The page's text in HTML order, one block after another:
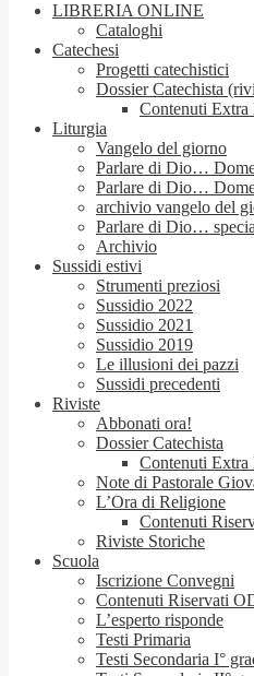
LIBRERIA ONLINE
Cataloghi
Catechesi
Progetti catechistici
Dossier Catechista
Contenuti Extra
Liturgia
Vangelo del giorno
Parlare di Dio…
Parlare di Dio…
archivio vangelo del
Parlare di Dio…
Archivio
Sussidi estivi
Strumenti preziosi
Sussidio 2022
Sussidio 2021
Sussidio 2019
Le illusioni dei pazzi
Sussidi precedenti
Riviste
Abbonati ora!
Dossier Catechista
Contenuti Extra
Note di Pastorale
L’Ora di Religione
Contenuti
Riviste Storiche
Scuola
Iscrizione Convegni
Contenuti Riservati
L’esperto risponde
Testi Primaria
Testi Secondaria I°